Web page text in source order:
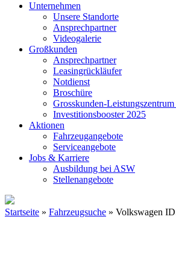
Unternehmen
Unsere Standorte
Ansprechpartner
Videogalerie
Großkunden
Ansprechpartner
Leasingrückläufer
Notdienst
Broschüre
Grosskunden-
Investitionsbooster 2025
Aktionen
Fahrzeugangebote
Serviceangebote
Jobs & Karriere
Ausbildung bei ASW
Stellenangebote
Startseite » Fahrzeugsuche » Volkswagen